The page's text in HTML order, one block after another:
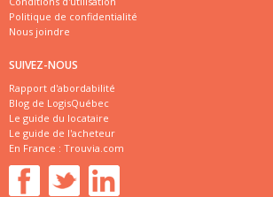
Politique de confidentialité
Nous joindre
SUIVEZ-NOUS
Rapport d'abordabilité
Blog de LogisQuébec
Le guide du locataire
Le guide de l'acheteur
En France : Trouvia.com